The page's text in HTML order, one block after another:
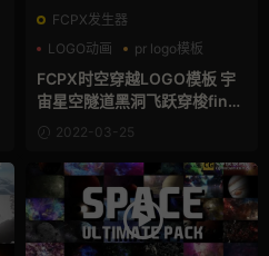
FCPX发生器
LOGO动画
pr logo模板
FCPX时空穿越LOGO模板 宇
宙星空隧道黑洞飞跃穿梭final
cutpro插件 Space Hole Log
o
2022-03-25